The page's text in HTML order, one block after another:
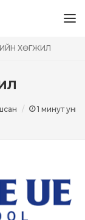
ХӨГЖИЛ
1 минут